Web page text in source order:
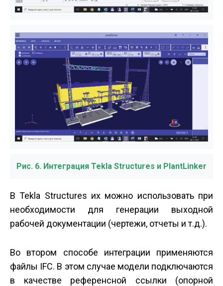
Рис. 6. Интеграция Tekla Structures и PlantLinker
В Tekla Structures их можно использовать при
необходимости для генерации выходной
рабочей документации (чертежи, отчеты и т.д.).
Во втором способе интеграции применяются
файлы IFC. В этом случае модели подключаются
в качестве референсной ссылки (опорной